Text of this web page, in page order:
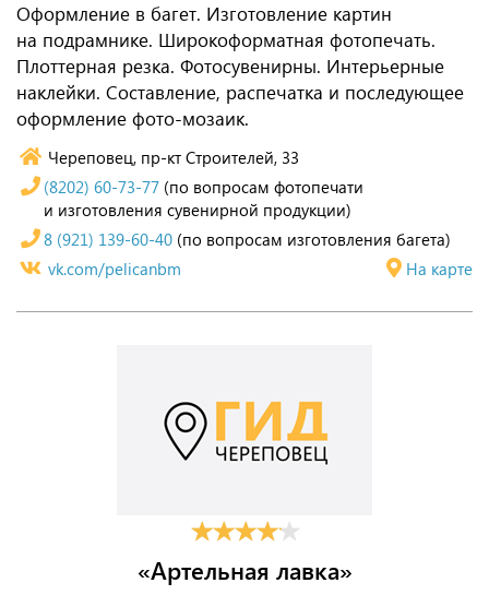
Оформление в багет. Изготовление картин
на подрамнике. Широкоформатная фотопечать.
Плоттерная резка. Фотосувенирны. Интерьерные
наклейки. Составление, распечатка и последующее
оформление фото-мозаик.
Череповец, пр-кт Строителей, 33
На карте
(8202) 60-73-77 (по вопросам фотопечати
и изготовления сувенирной продукции)
8 (921) 139-60-40 (по вопросам изготовления багета)
vk.com/pelicanbm
«Артельная лавка»